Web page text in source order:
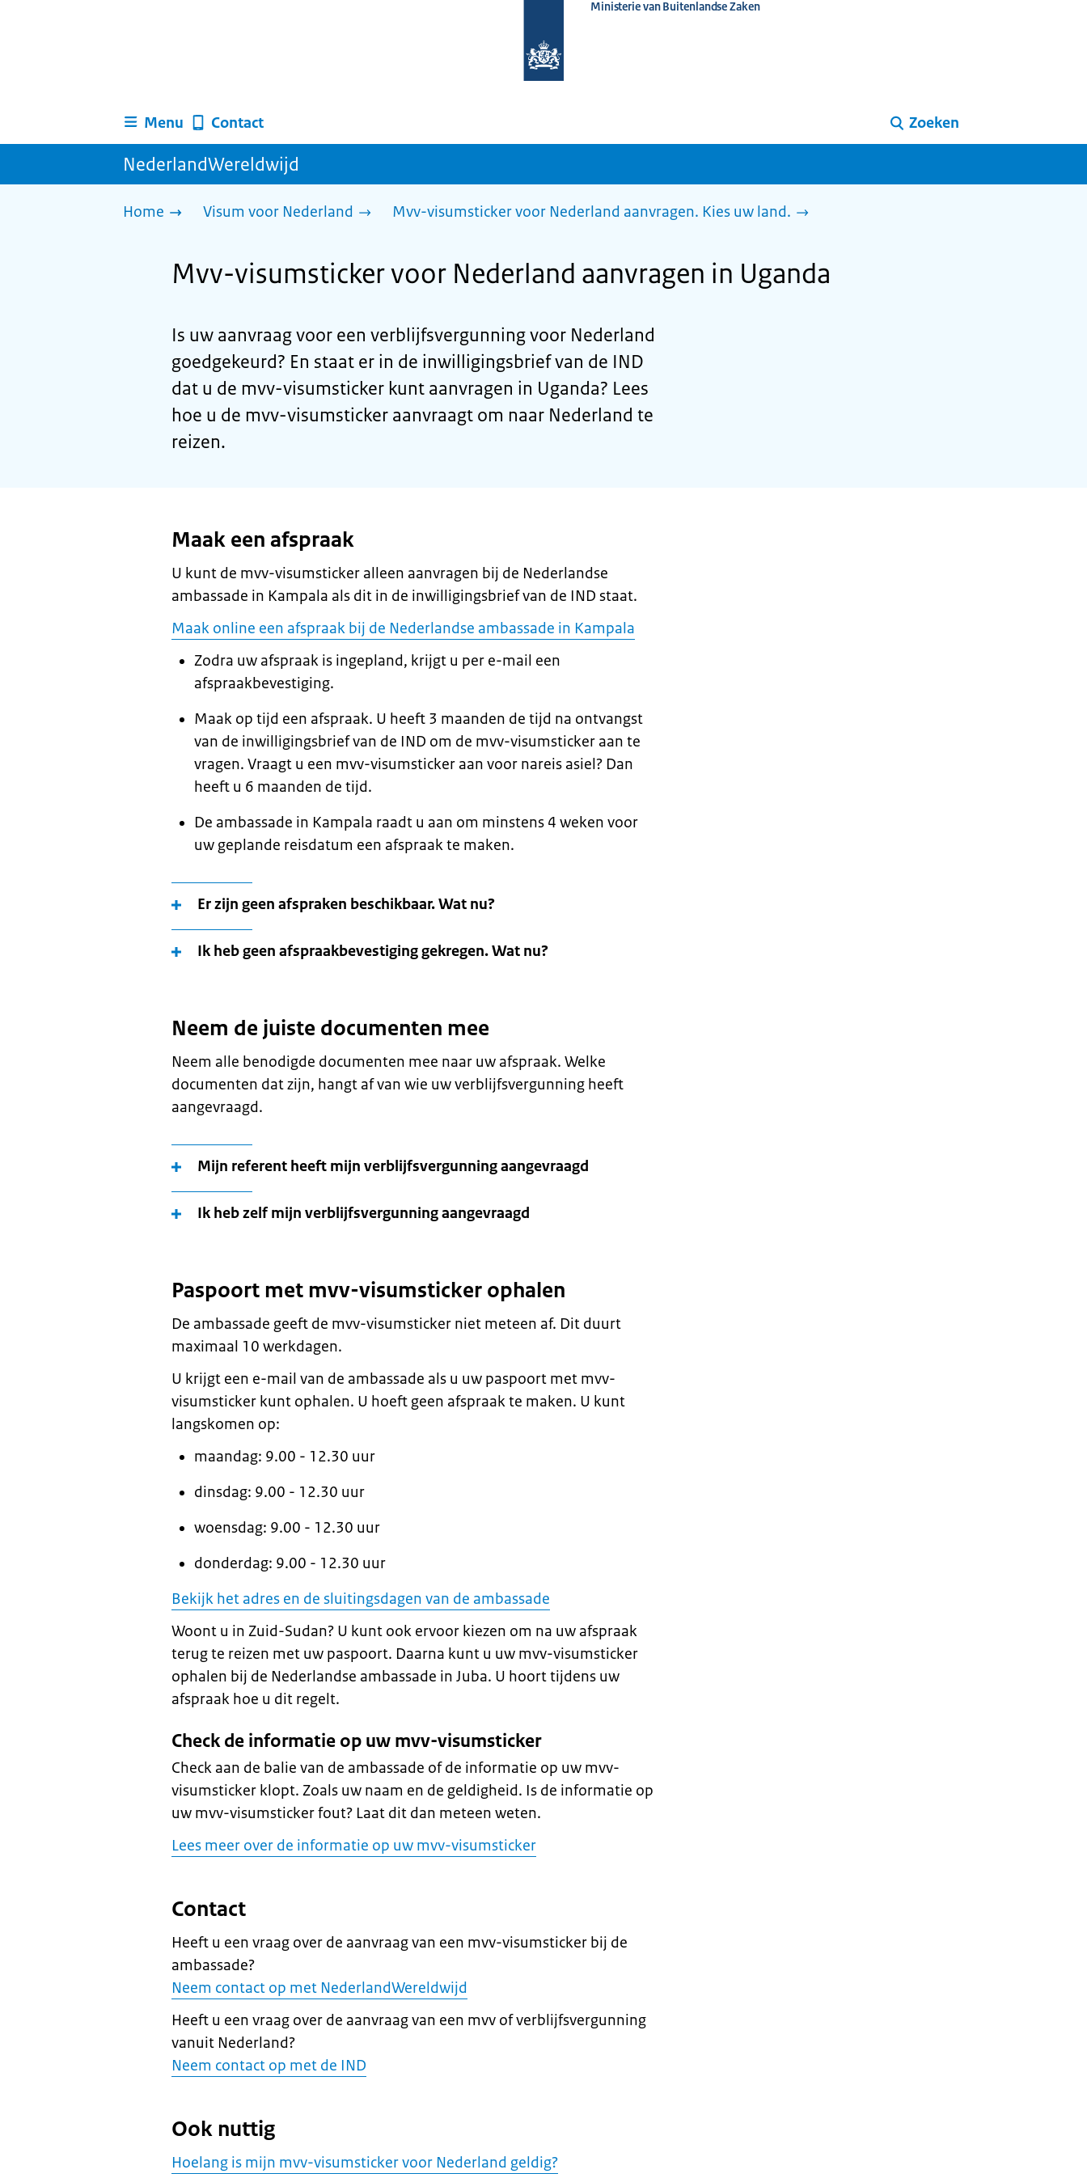
homepage
Ministerie van Buitenlandse Zaken
Menu Contact Zoeken
NederlandWereldwijd
Home Visum voor Nederland Mvv-visumsticker voor Nederland aanvragen. Kies uw land.
Mvv-visumsticker voor Nederland aanvragen in Uganda
Is uw aanvraag voor een verblijfsvergunning voor Nederland
goedgekeurd? En staat er in de inwilligingsbrief van de IND
dat u de mvv-visumsticker kunt aanvragen in Uganda? Lees
hoe u de mvv-visumsticker aanvraagt om naar Nederland te
reizen.
Maak een afspraak
U kunt de mvv-visumsticker alleen aanvragen bij de Nederlandse
ambassade in Kampala als dit in de inwilligingsbrief van de IND staat.
Maak online een afspraak bij de Nederlandse ambassade in Kampala
Zodra uw afspraak is ingepland, krijgt u per e-mail een
afspraakbevestiging.
Maak op tijd een afspraak. U heeft 3 maanden de tijd na ontvangst
van de inwilligingsbrief van de IND om de mvv-visumsticker aan te
vragen. Vraagt u een mvv-visumsticker aan voor nareis asiel? Dan
heeft u 6 maanden de tijd.
De ambassade in Kampala raadt u aan om minstens 4 weken voor
uw geplande reisdatum een afspraak te maken.
Er zijn geen afspraken beschikbaar. Wat nu?
Ik heb geen afspraakbevestiging gekregen. Wat nu?
Neem de juiste documenten mee
Neem alle benodigde documenten mee naar uw afspraak. Welke
documenten dat zijn, hangt af van wie uw verblijfsvergunning heeft
aangevraagd.
Mijn referent heeft mijn verblijfsvergunning aangevraagd
Ik heb zelf mijn verblijfsvergunning aangevraagd
Paspoort met mvv-visumsticker ophalen
De ambassade geeft de mvv-visumsticker niet meteen af. Dit duurt
maximaal 10 werkdagen.
U krijgt een e-mail van de ambassade als u uw paspoort met mvv-
visumsticker kunt ophalen. U hoeft geen afspraak te maken. U kunt
langskomen op:
maandag: 9.00 - 12.30 uur
dinsdag: 9.00 - 12.30 uur
woensdag: 9.00 - 12.30 uur
donderdag: 9.00 - 12.30 uur
Bekijk het adres en de sluitingsdagen van de ambassade
Woont u in Zuid-Sudan? U kunt ook ervoor kiezen om na uw afspraak
terug te reizen met uw paspoort. Daarna kunt u uw mvv-visumsticker
ophalen bij de Nederlandse ambassade in Juba. U hoort tijdens uw
afspraak hoe u dit regelt.
Check de informatie op uw mvv-visumsticker
Check aan de balie van de ambassade of de informatie op uw mvv-
visumsticker klopt. Zoals uw naam en de geldigheid. Is de informatie op
uw mvv-visumsticker fout? Laat dit dan meteen weten.
Lees meer over de informatie op uw mvv-visumsticker
Contact
Heeft u een vraag over de aanvraag van een mvv-visumsticker bij de
ambassade?
Neem contact op met NederlandWereldwijd
Heeft u een vraag over de aanvraag van een mvv of verblijfsvergunning
vanuit Nederland?
Neem contact op met de IND
Ook nuttig
Hoelang is mijn mvv-visumsticker voor Nederland geldig?